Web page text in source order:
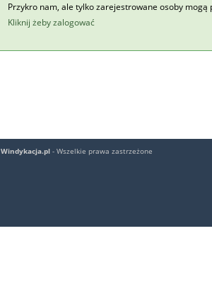
Przykro nam, ale tylko zarejestrowane osoby mogą
Kliknij żeby zalogować
Windykacja.pl - Wszelkie prawa zastrzeżone